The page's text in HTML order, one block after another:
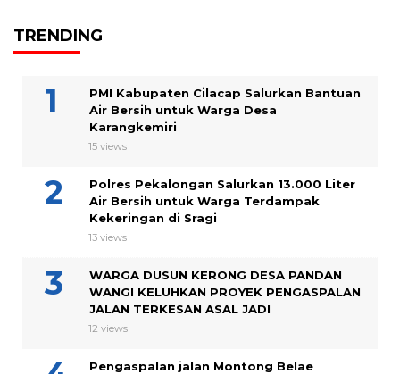
TRENDING
PMI Kabupaten Cilacap Salurkan Bantuan
Air Bersih untuk Warga Desa
Karangkemiri
15 views
Polres Pekalongan Salurkan 13.000 Liter
Air Bersih untuk Warga Terdampak
Kekeringan di Sragi
13 views
WARGA DUSUN KERONG DESA PANDAN
WANGI KELUHKAN PROYEK PENGASPALAN
JALAN TERKESAN ASAL JADI
12 views
Pengaspalan jalan Montong Belae